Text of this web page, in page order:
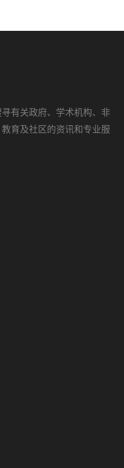
有关政府、学术机构、非
育及社区的资讯和专业服